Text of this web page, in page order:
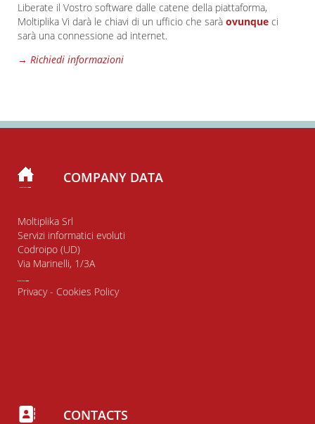
Liberate il Vostro software dalle catene della piattaforma,
Moltiplika Vi darà le chiavi di un ufficio che sarà ovunque ci
sarà una connessione ad internet.
→ Richiedi informazioni
COMPANY DATA
Moltiplika Srl
Servizi informatici evoluti
Codroipo (UD)
Via Marinelli, 1/3A
Privacy- Cookies Policy
CONTACTS